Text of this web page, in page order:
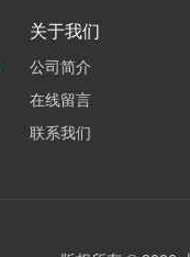
关于我们
公司简介
在线留言
联系我们